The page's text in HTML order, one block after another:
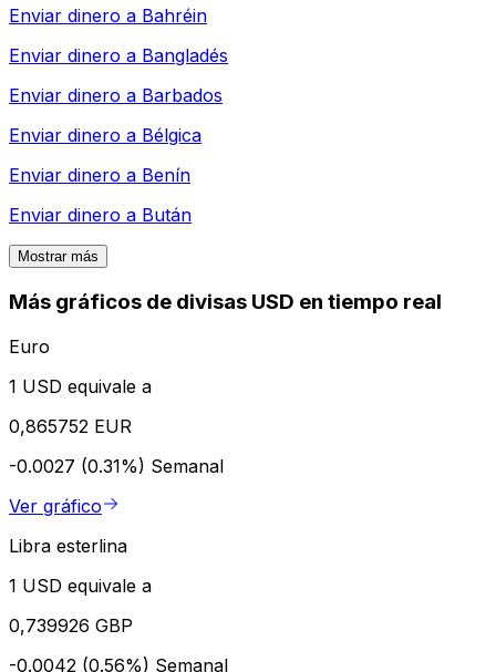
Enviar dinero a Bahréin
Enviar dinero a Bangladés
Enviar dinero a Barbados
Enviar dinero a Bélgica
Enviar dinero a Benín
Enviar dinero a Bután
Mostrar más
Más gráficos de divisas USD en tiempo real
Euro
1 USD equivale a
0,865752 EUR
-0.0027 (0.31%) Semanal
Ver gráfico
Libra esterlina
1 USD equivale a
0,739926 GBP
-0.0042 (0.56%) Semanal